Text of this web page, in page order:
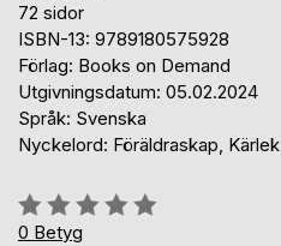
72 sidor
ISBN-13: 9789180575928
Förlag: Books on Demand
Utgivningsdatum: 05.02.2024
Språk: Svenska
Nyckelord: Föräldraskap,
Betyg::
0%
0 Betyg